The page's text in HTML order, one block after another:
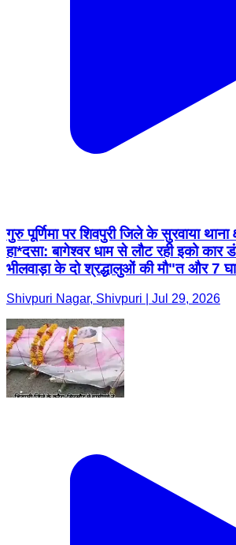
गुरु पूर्णिमा पर शिवपुरी जिले के सुरवाया
हा*दसा: बागेश्वर धाम से लौट रही इको कार
भीलवाड़ा के दो श्रद्धालुओं की मौ"त और 7
Shivpuri Nagar, Shivpuri | Jul 29, 2026